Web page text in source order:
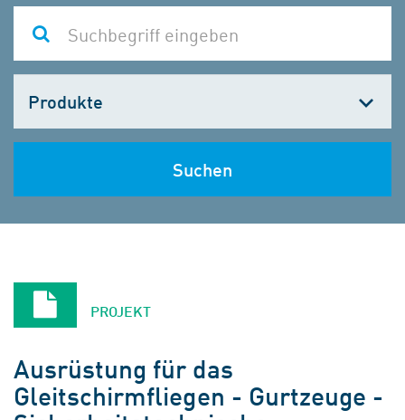
wählen
Suchen
PROJEKT
Ausrüstung für das
Gleitschirmfliegen - Gurtzeuge -